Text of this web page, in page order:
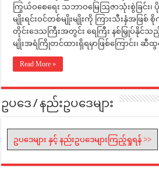
ကြွယ်ဝစေရေး သဘာဝမြေဩဇာသုံးစွဲခြင်
မျိုးရင်းဝင်တစ်မျိုးမျိုးကို ကြားသီးနှံအဖြစ် စို
တိုင်းဒေသကြီးအတွင်း ရေကြီး နစ်မြှုပ်နိုင်သ
မျိုးအရံကြိုတင်ထားရှိရမှာဖြစ်ကြောင်း၊ ဆီ
Read More »
ဥပဒေ / နည်းဥပဒေများ
ဥပဒေများ နှင့် နည်းဥပဒေများကြည့်ရှုရန် >>